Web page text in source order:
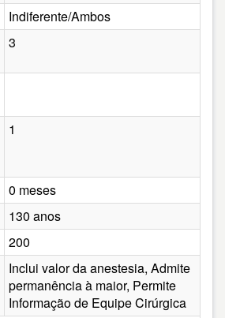
Indiferente/Ambos
3
1
0 meses
130 anos
200
Inclui valor da anestesia, Admite
permanência à maior, Permite
Informação de Equipe Cirúrgica